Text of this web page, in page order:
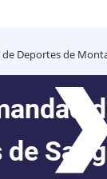
Deportes de
de